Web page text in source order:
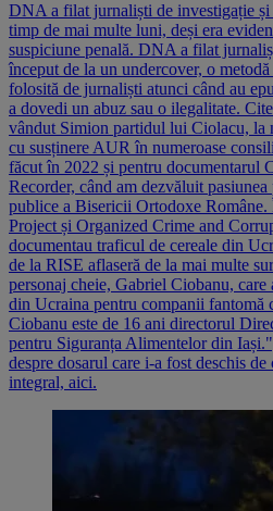
DNA a filat jurnaliști de investigație
timp de mai multe luni, deși era
suspiciune penală. DNA a filat
început de la un undercover, o
folosită de jurnaliști atunci când au
a dovedi un abuz sau o ilegalitate.
vândut Simion partidul lui Ciolacu, la
cu susținere AUR în numeroase
făcut în 2022 și pentru documentarul
Recorder, când am dezvăluit
publice a Bisericii Ortodoxe
Project și Organized Crime and
documentau traficul de cereale din
de la RISE aflaseră de la mai multe
personaj cheie, Gabriel Ciobanu, care
din Ucraina pentru companii fantomă
Ciobanu este de 16 ani directorul
pentru Siguranța Alimentelor din
despre dosarul care i-a fost deschis
integral, aici.